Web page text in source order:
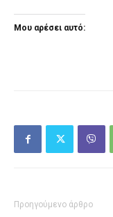
Μου αρέσει αυτό:
Προηγούμενο άρθρο